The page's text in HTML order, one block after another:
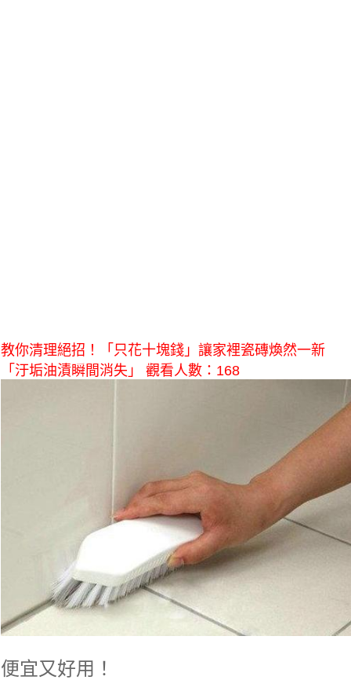
教你清理絕招！「只花十塊錢」讓家裡瓷磚煥然一新
「汙垢油漬瞬間消失」 觀看人數：168
便宜又好用！